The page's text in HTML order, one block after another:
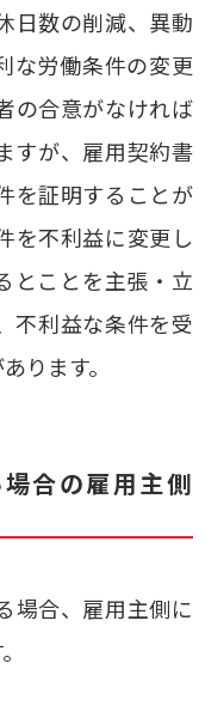
日数の削減、異動
な労働条件の変更
の合意がなければ
すが、雇用契約書
を証明することが
を不利益に変更し
とことを主張・立
不利益な条件を受
ります。
合の雇用主側
場合、雇用主側に